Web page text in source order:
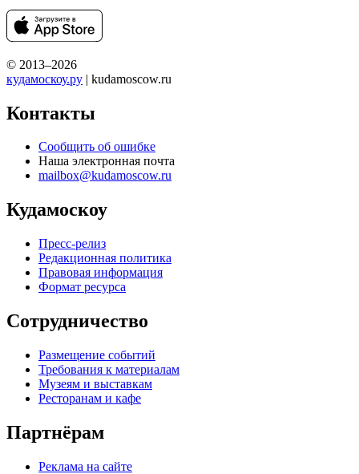
© 2013–2026
кудамоскоу.ру | kudamoscow.ru
Контакты
Сообщить об ошибке
Наша электронная почта
mailbox@kudamoscow.ru
Кудамоскоу
Пресс-релиз
Редакционная политика
Правовая информация
Формат ресурса
Сотрудничество
Размещение событий
Требования к материалам
Музеям и выставкам
Ресторанам и кафе
Партнёрам
Реклама на сайте